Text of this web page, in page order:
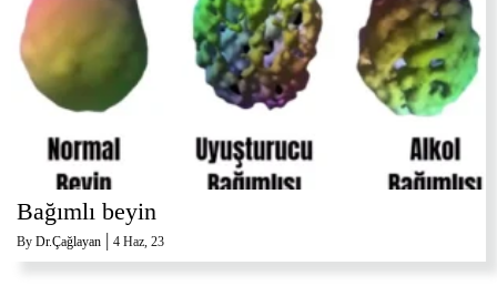
Bağımlı beyin
By Dr.Çağlayan | 4 Haz, 23